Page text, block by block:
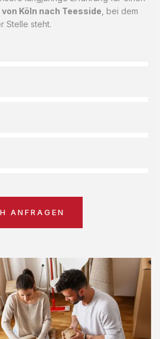
Köln nach Teesside , bei dem
Stelle steht.
ANFRAGEN